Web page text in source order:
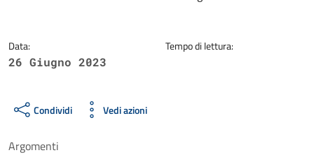
Data:
26 Giugno 2023
Tempo di lettura:
Condividi Vedi azioni
Argomenti